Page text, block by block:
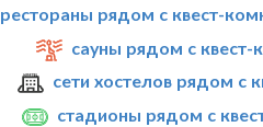
рестораны рядом с квест-
сауны рядом с
сети хостелов рядом с
стадионы рядом с